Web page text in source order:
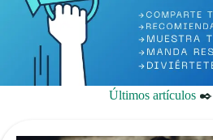
Últimos artículos✒️